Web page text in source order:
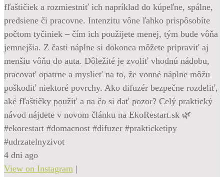
fľaštičiek a rozmiestniť ich napríklad do kúpeľne, spálne,
predsiene či pracovne. Intenzitu vône ľahko prispôsobíte
počtom tyčiniek – čím ich použijete menej, tým bude vôňa
jemnejšia. Z časti náplne si dokonca môžete pripraviť aj
menšiu vôňu do auta. Dôležité je zvoliť vhodnú nádobu,
pracovať opatrne a myslieť na to, že vonné náplne môžu
poškodiť niektoré povrchy. Ako difuzér bezpečne rozdeliť,
aké fľaštičky použiť a na čo si dať pozor? Celý praktický
návod nájdete v novom článku na EkoRestart.sk 🌿
#ekorestart #domacnost #difuzer #prakticketipy
#udrzatelnyzivot
4 dni ago
View on Instagram |